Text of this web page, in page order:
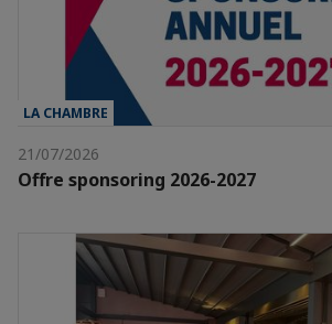
LA CHAMBRE
21/07/2026
Offre sponsoring 2026-2027